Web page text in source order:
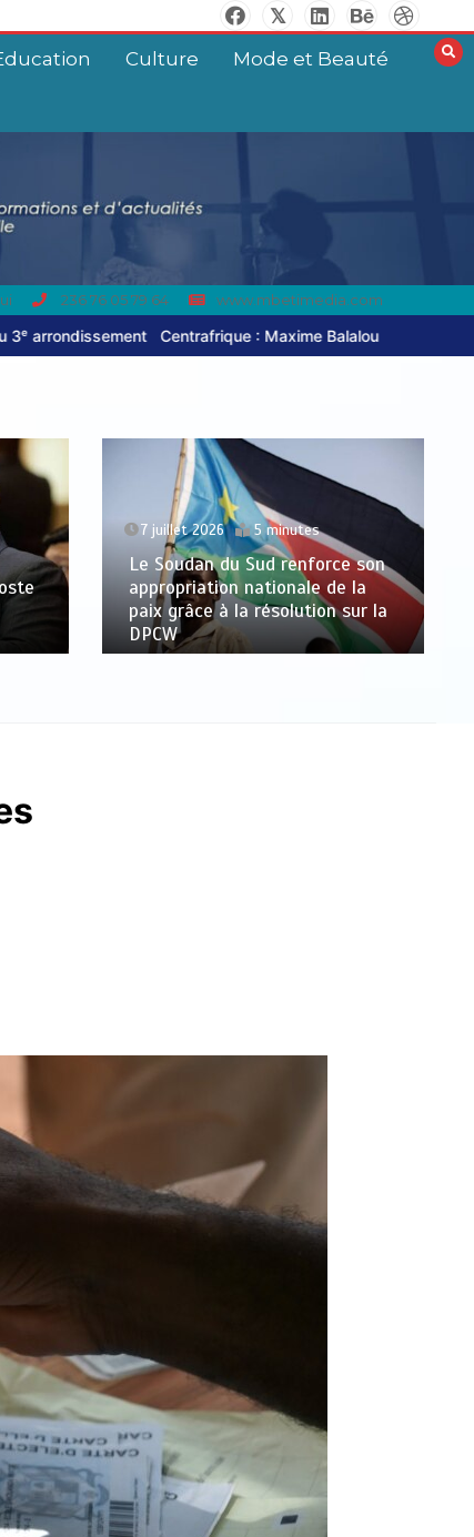
Culture Mode et Beauté
236 76 05 79 64 www.mbetimedia.com
: Maxime Balalou déclare la guerre aux pratiques
7 juillet 2026 5 minutes
Le Soudan du Sud renforce son
appropriation nationale de la
paix grâce à la résolution sur la
DPCW